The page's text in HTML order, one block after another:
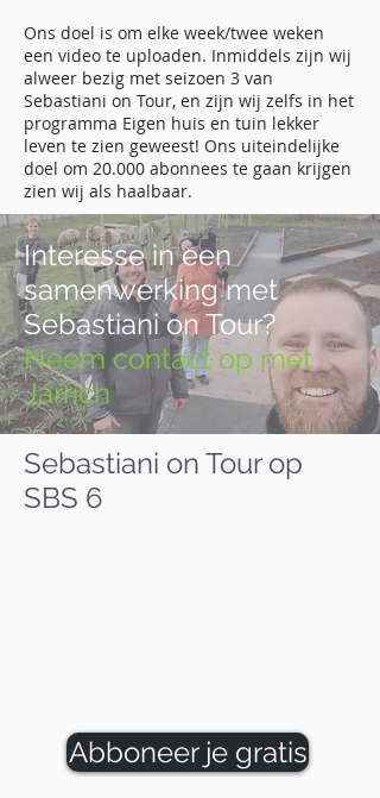
Ons doel is om elke week/twee weken
een video te uploaden. Inmiddels zijn wij
alweer bezig met seizoen 3 van
Sebastiani on Tour, en zijn wij zelfs in het
programma Eigen huis en tuin lekker
leven te zien geweest! Ons uiteindelijke
doel om 20.000 abonnees te gaan krijgen
zien wij als haalbaar.
Interesse in een
samenwerking met
Sebastiani on Tour?
Neem contact op met
Jarrich
Sebastiani on Tour op
SBS 6
Abboneer je gratis